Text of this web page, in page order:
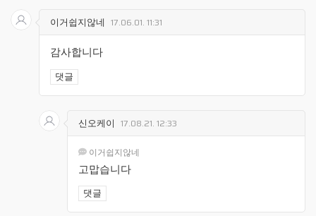
이거쉽지않네 17.06.01. 11:31
감사합니다
댓글
신오케이 17.08.21. 12:33
이거쉽지않네
고맙습니다
댓글